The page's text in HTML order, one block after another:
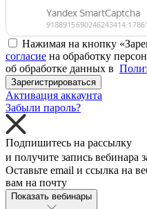
Нажимая на кнопку
согласие на обработку
об обработке данных в
Зарегистрироваться
Активация аккаунта
Забыли пароль?
Подпишитесь на рассылку
и получите запись вебинара
Оставьте email и ссылка на
вам на почту
Показать вебинары